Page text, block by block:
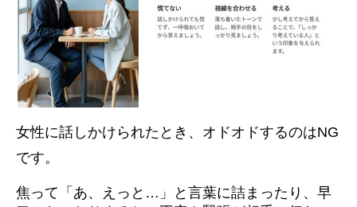
女性に話しかけられたとき、オドオドするのはNG
です。
焦って「あ、えっと…」と言葉に詰まったり、早